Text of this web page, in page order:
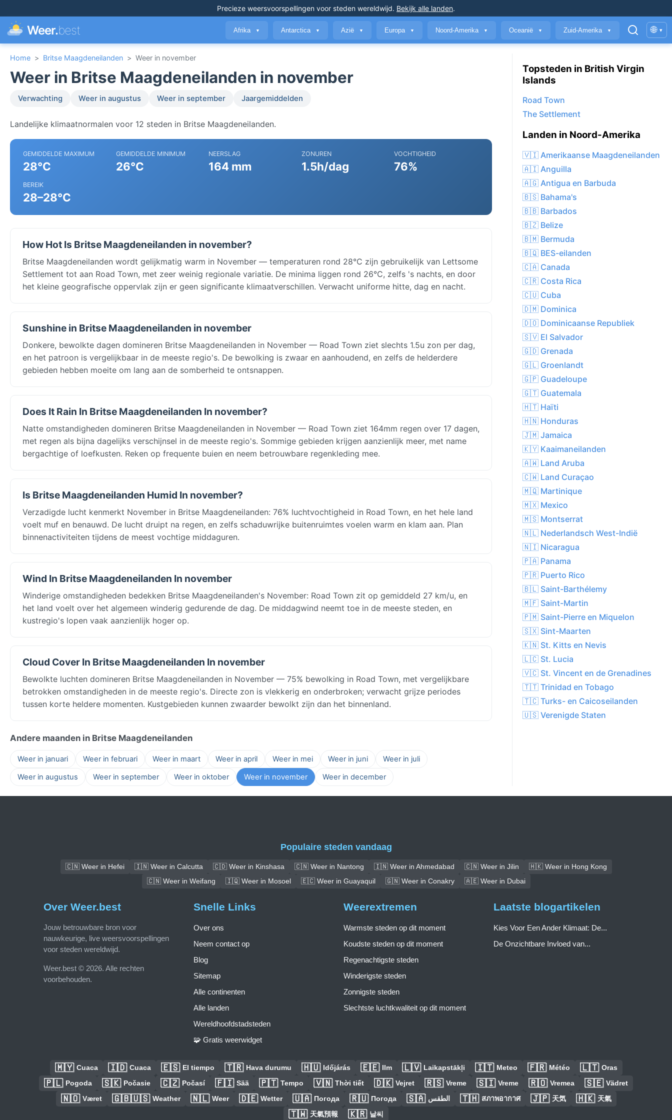
Precieze weersvoorspellingen voor steden wereldwijd. Bekijk alle landen.
Weer.best Afrika ▼ Antarctica ▼ Azië ▼ Europa ▼ Noord-Amerika ▼ Oceanië ▼ Zuid-Amerika ▼ 🌐 ▾
Home > Britse Maagdeneilanden > Weer in november
Weer in Britse Maagdeneilanden in november
Verwachting Weer in augustus Weer in september Jaargemiddelden
Landelijke klimaatnormalen voor 12 steden in Britse Maagdeneilanden.
GEMIDDELDE MAXIMUM
28°C
GEMIDDELDE MINIMUM
26°C
NEERSLAG
164 mm
ZONUREN
1.5h/dag
VOCHTIGHEID
76%
BEREIK
28–28°C
How Hot Is Britse Maagdeneilanden in november?
Britse Maagdeneilanden wordt gelijkmatig warm in November — temperaturen rond 28°C zijn gebruikelijk van Lettsome
Settlement tot aan Road Town, met zeer weinig regionale variatie. De minima liggen rond 26°C, zelfs 's nachts, en door
het kleine geografische oppervlak zijn er geen significante klimaatverschillen. Verwacht uniforme hitte, dag en nacht.
Sunshine in Britse Maagdeneilanden in november
Donkere, bewolkte dagen domineren Britse Maagdeneilanden in November — Road Town ziet slechts 1.5u zon per dag,
en het patroon is vergelijkbaar in de meeste regio's. De bewolking is zwaar en aanhoudend, en zelfs de helderdere
gebieden hebben moeite om lang aan de somberheid te ontsnappen.
Does It Rain In Britse Maagdeneilanden In november?
Natte omstandigheden domineren Britse Maagdeneilanden in November — Road Town ziet 164mm regen over 17 dagen,
met regen als bijna dagelijks verschijnsel in de meeste regio's. Sommige gebieden krijgen aanzienlijk meer, met name
bergachtige of loefkusten. Reken op frequente buien en neem betrouwbare regenkleding mee.
Is Britse Maagdeneilanden Humid In november?
Verzadigde lucht kenmerkt November in Britse Maagdeneilanden: 76% luchtvochtigheid in Road Town, en het hele land
voelt muf en benauwd. De lucht druipt na regen, en zelfs schaduwrijke buitenruimtes voelen warm en klam aan. Plan
binnenactiviteiten tijdens de meest vochtige middaguren.
Wind In Britse Maagdeneilanden In november
Winderige omstandigheden bedekken Britse Maagdeneilanden's November: Road Town zit op gemiddeld 27 km/u, en
het land voelt over het algemeen winderig gedurende de dag. De middagwind neemt toe in de meeste steden, en
kustregio's lopen vaak aanzienlijk hoger op.
Cloud Cover In Britse Maagdeneilanden In november
Bewolkte luchten domineren Britse Maagdeneilanden in November — 75% bewolking in Road Town, met vergelijkbare
betrokken omstandigheden in de meeste regio's. Directe zon is vlekkerig en onderbroken; verwacht grijze periodes
tussen korte heldere momenten. Kustgebieden kunnen zwaarder bewolkt zijn dan het binnenland.
Andere maanden in Britse Maagdeneilanden
Weer in januari Weer in februari Weer in maart Weer in april Weer in mei Weer in juni
Weer in juli
Weer in augustus
Weer in september Weer in oktober Weer in november Weer in december
Topsteden in British Virgin
Islands
Road Town
The Settlement
Landen in Noord-Amerika
🇻🇮 Amerikaanse Maagdeneilanden
🇦🇮 Anguilla
🇦🇬 Antigua en Barbuda
🇧🇸 Bahama's
🇧🇧 Barbados
🇧🇿 Belize
🇧🇲 Bermuda
🇧🇶 BES-eilanden
🇨🇦 Canada
🇨🇷 Costa Rica
🇨🇺 Cuba
🇩🇲 Dominica
🇩🇴 Dominicaanse Republiek
🇸🇻 El Salvador
🇬🇩 Grenada
🇬🇱 Groenlandt
🇬🇵 Guadeloupe
🇬🇹 Guatemala
🇭🇹 Haïti
🇭🇳 Honduras
🇯🇲 Jamaica
🇰🇾 Kaaimaneilanden
🇦🇼 Land Aruba
🇨🇼 Land Curaçao
🇲🇶 Martinique
🇲🇽 Mexico
🇲🇸 Montserrat
🇳🇱 Nederlandsch West-Indië
🇳🇮 Nicaragua
🇵🇦 Panama
🇵🇷 Puerto Rico
🇧🇱 Saint-Barthélemy
🇲🇫 Saint-Martin
🇵🇲 Saint-Pierre en Miquelon
🇸🇽 Sint-Maarten
🇰🇳 St. Kitts en Nevis
🇱🇨 St. Lucia
🇻🇨 St. Vincent en de Grenadines
🇹🇹 Trinidad en Tobago
🇹🇨 Turks- en Caicoseilanden
🇺🇸 Verenigde Staten
Populaire steden vandaag
🇨🇳 Weer in Hefei 🇮🇳 Weer in Calcutta 🇨🇩 Weer in Kinshasa 🇨🇳 Weer in Nantong 🇮🇳 Weer in Ahmedabad 🇨🇳 Weer in Jilin
🇭🇰 Weer in Hong Kong
🇨🇳 Weer in Weifang
🇮🇶 Weer in Mosoel 🇪🇨 Weer in Guayaquil 🇬🇳 Weer in Conakry 🇦🇪 Weer in Dubai
Over Weer.best
Jouw betrouwbare bron voor
nauwkeurige, live weersvoorspellingen
voor steden wereldwijd.
Weer.best © 2026. Alle rechten
voorbehouden.
Snelle Links
Over ons
Neem contact op
Blog
Sitemap
Alle continenten
Alle landen
Wereldhoofdstadsteden
🧩 Gratis weerwidget
Weerextremen
Warmste steden op dit moment
Koudste steden op dit moment
Regenachtigste steden
Winderigste steden
Zonnigste steden
Slechtste luchtkwaliteit op dit moment
Laatste blogartikelen
Kies Voor Een Ander Klimaat: De...
De Onzichtbare Invloed van...
🇲🇾 Cuaca 🇮🇩 Cuaca 🇪🇸 El tiempo 🇹🇷 Hava durumu 🇭🇺 Időjárás 🇪🇪 Ilm 🇱🇻 Laikapstākļi 🇮🇹 Meteo 🇫🇷 Météo 🇱🇹 Oras
🇵🇱 Pogoda 🇸🇰 Počasie 🇨🇿 Počasí 🇫🇮 Sää 🇵🇹 Tempo 🇻🇳 Thời tiết 🇩🇰 Vejret 🇷🇸 Vreme 🇸🇮 Vreme 🇷🇴 Vremea 🇸🇪 Vädret
🇳🇴 Været 🇬🇧🇺🇸 Weather 🇳🇱 Weer 🇩🇪 Wetter 🇺🇦 Погода 🇷🇺 Погода 🇸🇦 الطقس 🇹🇭 สภาพอากาศ 🇯🇵 天気 🇭🇰 天氣
🇹🇼 天氣預報 🇰🇷 날씨